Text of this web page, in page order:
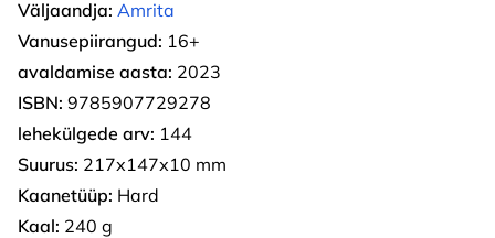
Väljaandja: Amrita
Vanusepiirangud: 16+
avaldamise aasta: 2023
ISBN: 9785907729278
lehekülgede arv: 144
Suurus: 217х147х10 mm
Kaanetüüp: Hard
Kaal: 240 g